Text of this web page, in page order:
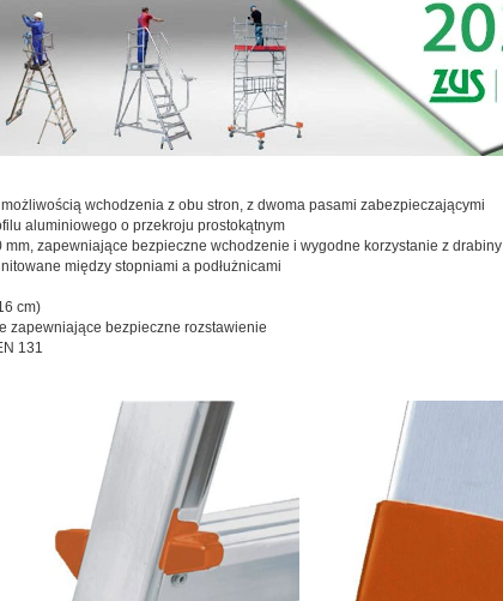
wchodzenia z obu stron, z dwoma pasami zabezpieczającymi
aluminiowego o przekroju prostokątnym
mm, zapewniające bezpieczne wchodzenie i wygodne korzystanie z drabiny
między stopniami a podłużnicami
cm)
zapewniające bezpieczne rozstawienie
131